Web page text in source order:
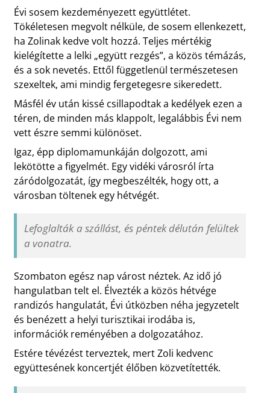
Évi sosem kezdeményezett együttlétet.
Tökéletesen megvolt nélküle, de sosem ellenkezett,
ha Zolinak kedve volt hozzá. Teljes mértékig
kielégítette a lelki „együtt rezgés”, a közös témázás,
és a sok nevetés. Ettől függetlenül természetesen
szexeltek, ami mindig fergetegesre sikeredett.
Másfél év után kissé csillapodtak a kedélyek ezen a
téren, de minden más klappolt, legalábbis Évi nem
vett észre semmi különöset.
Igaz, épp diplomamunkáján dolgozott, ami
lekötötte a figyelmét. Egy vidéki városról írta
záródolgozatát, így megbeszélték, hogy ott, a
városban töltenek egy hétvégét.
Lefoglalták a szállást, és péntek délután felültek
a vonatra.
Szombaton egész nap várost néztek. Az idő jó
hangulatban telt el. Élvezték a közös hétvége
randizós hangulatát, Évi útközben néha jegyzetelt
és benézett a helyi turisztikai irodába is,
információk reményében a dolgozatához.
Estére tévézést terveztek, mert Zoli kedvenc
együttesének koncertjét élőben közvetítették.